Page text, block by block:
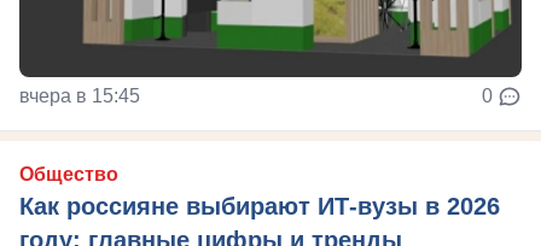
вчера в 15:45 0
Общество
Как россияне выбирают ИТ-вузы в 2026
году: главные цифры и тренды